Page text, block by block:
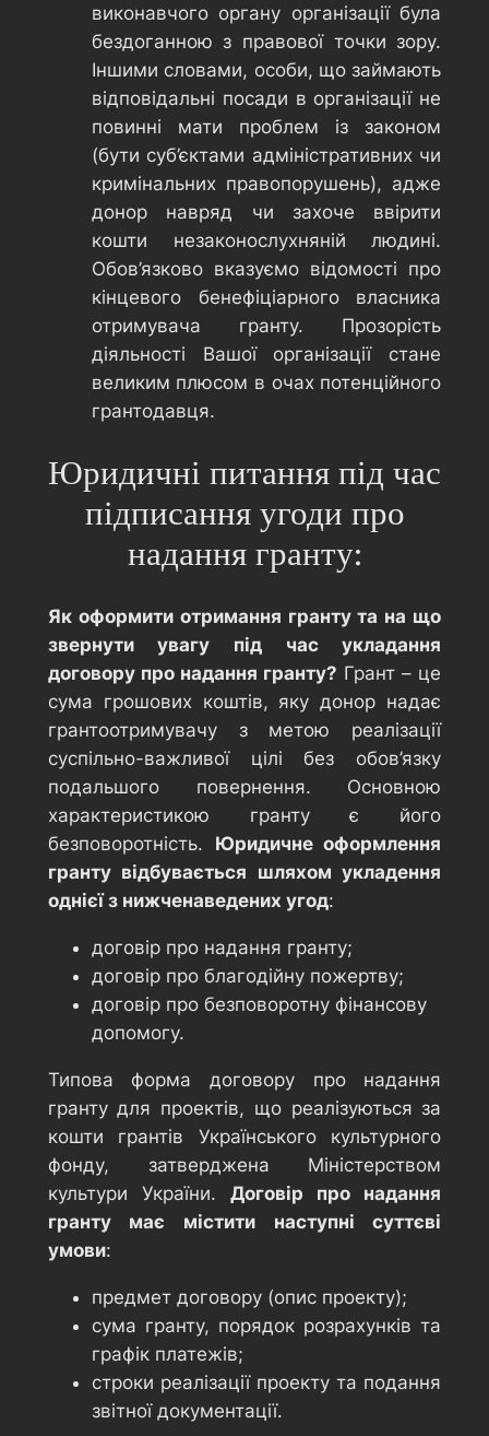
виконавчого органу організації була
бездоганною з правової точки зору.
Іншими словами, особи, що займають
відповідальні посади в організації не
повинні мати проблем із законом
(бути суб’єктами адміністративних чи
кримінальних правопорушень), адже
донор навряд чи захоче ввірити
кошти незаконослухняній людині.
Обов’язково вказуємо відомості про
кінцевого бенефіціарного власника
отримувача гранту. Прозорість
діяльності Вашої організації стане
великим плюсом в очах потенційного
грантодавця.
Юридичні питання під час
підписання угоди про
надання гранту:
Як оформити отримання гранту та на що
звернути увагу під час укладання
договору про надання гранту? Грант – це
сума грошових коштів, яку донор надає
грантоотримувачу з метою реалізації
суспільно-важливої цілі без обов’язку
подальшого повернення. Основною
характеристикою гранту є його
безповоротність. Юридичне оформлення
гранту відбувається шляхом укладення
однієї з нижченаведених угод:
договір про надання гранту;
договір про благодійну пожертву;
договір про безповоротну фінансову
допомогу.
Типова форма договору про надання
гранту для проектів, що реалізуються за
кошти грантів Українського культурного
фонду, затверджена Міністерством
культури України. Договір про надання
гранту має містити наступні суттєві
умови:
предмет договору (опис проекту);
сума гранту, порядок розрахунків та
графік платежів;
строки реалізації проекту та подання
звітної документації.